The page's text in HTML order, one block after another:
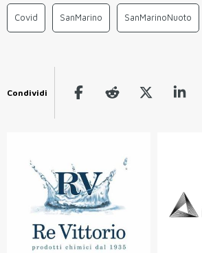
Covid SanMarino SanMarinoNuoto
Condividi